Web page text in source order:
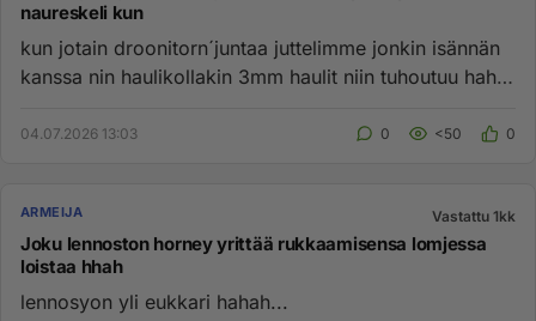
naureskeli kun
kun jotain droonitorn´juntaa juttelimme jonkin isännän
kanssa nin haulikollakin 3mm haulit niin tuhoutuu hah,
04.07.2026 13:03 0 <50 0
ARMEIJA Vastattu 1kk
Joku lennoston horney yrittää rukkaamisensa lomjessa
loistaa hhah
lennosyon yli eukkari hahah...